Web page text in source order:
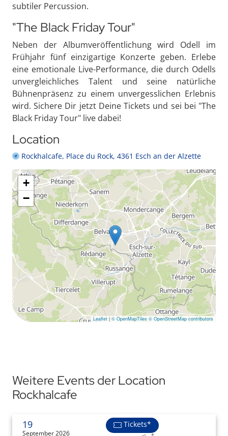
subtiler Percussion.
"The Black Friday Tour"
Neben der Albumveröffentlichung wird Odell im
Frühjahr fünf einzigartige Konzerte geben. Erlebe
eine emotionale Live-Performance, die durch Odells
unvergleichliches Talent und seine natürliche
Bühnenpräsenz zu einem unvergesslichen Erlebnis
wird. Sichere Dir jetzt Deine Tickets und sei bei "The
Black Friday Tour" live dabei!
Location
Rockhalcafe, Place du Rock, 4361 Esch an der Alzette
+
−
Leaflet | © OpenMapTiles © OpenStreetMap contributors
Weitere Events der Location
Rockhalcafe
19
September 2026
Tickets*